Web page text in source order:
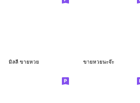
มิลลี่ ขายหวย ขายหวยนะจ๊ะ